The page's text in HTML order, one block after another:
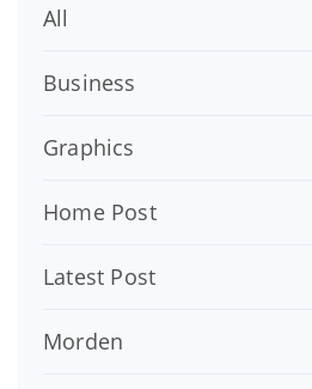
All
Business
Graphics
Home Post
Latest Post
Morden